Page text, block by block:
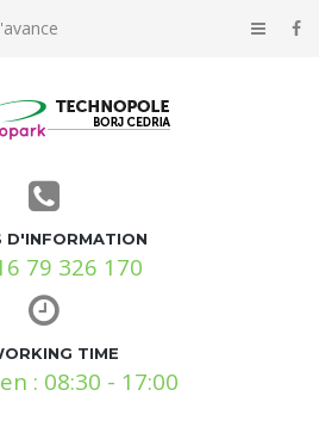
D'INFORMATION
79 326 170
TIME
: 08:30 - 17:00